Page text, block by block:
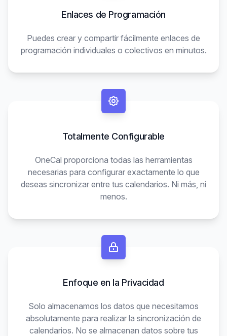
Enlaces de Programación
Puedes crear y compartir fácilmente enlaces de
programación individuales o colectivos en minutos.
Totalmente Configurable
OneCal proporciona todas las herramientas
necesarias para configurar exactamente lo que
deseas sincronizar entre tus calendarios. Ni más, ni
menos.
Enfoque en la Privacidad
Solo almacenamos los datos que necesitamos
absolutamente para realizar la sincronización de
calendarios. No se almacenan datos sobre tus